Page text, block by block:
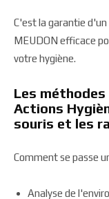
C'est la garantie
MEUDON efficace
votre hygiène.
Les
Actions
souris et les
Comment se passe
Analyse de